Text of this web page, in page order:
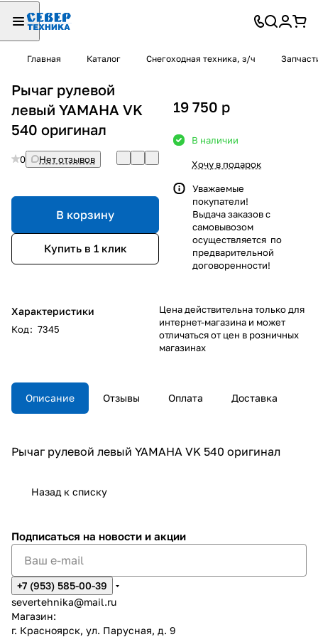
Главная Каталог Снегоходная техника, з/ч
Рычаг рулевой
левый YAMAHA VK
540 оригинал
0 Нет отзывов
В корзину
Купить в 1 клик
Характеристики
Код: 7345
19 750 p
В наличии
Хочу в подарок
Уважаемые
покупатели!
Выдача заказов с
самовывозом
осуществляется по
предварительной
договоренности!
Цена действительна только для
интернет-магазина и может
отличаться от цен в розничных
магазинах
Описание Отзывы Оплата Доставка
Рычаг рулевой левый YAMAHA VK 540 оригинал
Назад к списку
Подписаться на новости и акции
+7 (953) 585-00-39
severtehnika@mail.ru
Магазин:
г. Красноярск, ул. Парусная, д. 9